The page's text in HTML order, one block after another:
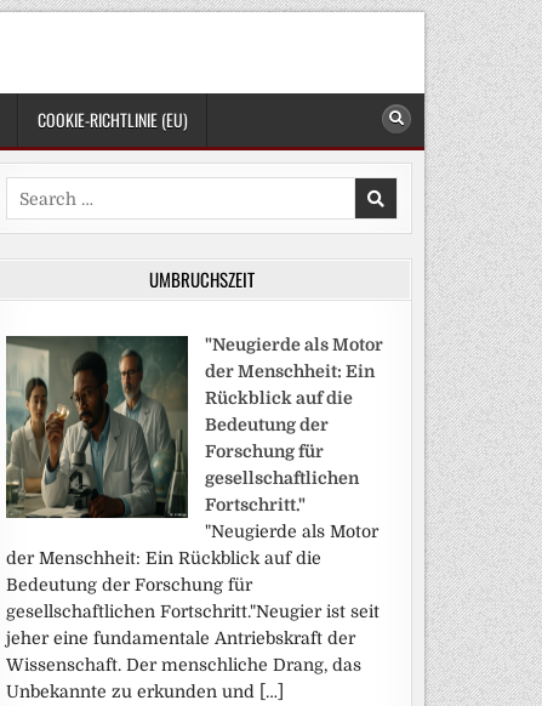
COOKIE-RICHTLINIE (EU)
Search
for:
UMBRUCHSZEIT
"Neugierde als Motor
der Menschheit: Ein
Rückblick auf die
Bedeutung der
Forschung für
gesellschaftlichen
Fortschritt."
"Neugierde als Motor
der Menschheit: Ein Rückblick auf die
Bedeutung der Forschung für
gesellschaftlichen Fortschritt."Neugier ist seit
jeher eine fundamentale Antriebskraft der
Wissenschaft. Der menschliche Drang, das
Unbekannte zu erkunden und […]